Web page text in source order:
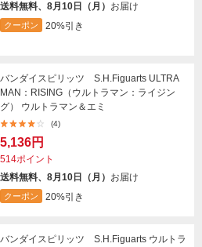
送料無料、8月10日（月） お届け
クーポン 20%引き
バンダイスピリッツ S.H.Figuarts ULTRA
MAN：RISING（ウルトラマン：ライジン
グ） ウルトラマン＆エミ
(4)
5,136円
514ポイント
送料無料、8月10日（月） お届け
クーポン 20%引き
バンダイスピリッツ S.H.Figuarts ウルトラ